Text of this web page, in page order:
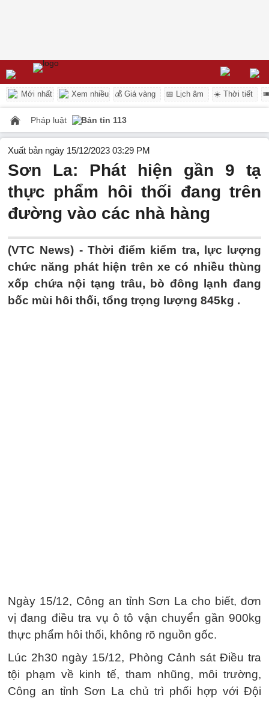
Mới nhất Xem nhiều 💰 Giá vàng 📅 Lịch âm ☀️ Thời tiết
Pháp luật Bản tin 113
Xuất bản ngày 15/12/2023 03:29 PM
Sơn La: Phát hiện gần 9 tạ
thực phẩm hôi thối đang trên
đường vào các nhà hàng
(VTC News) - Thời điểm kiểm tra, lực lượng
chức năng phát hiện trên xe có nhiều thùng
xốp chứa nội tạng trâu, bò đông lạnh đang
bốc mùi hôi thối, tổng trọng lượng 845kg .
Ngày 15/12, Công an tỉnh Sơn La cho biết, đơn
vị đang điều tra vụ ô tô vận chuyển gần 900kg
thực phẩm hôi thối, không rõ nguồn gốc.
Lúc 2h30 ngày 15/12, Phòng Cảnh sát Điều tra
tội phạm về kinh tế, tham nhũng, môi trường,
Công an tỉnh Sơn La chủ trì phối hợp với Đội